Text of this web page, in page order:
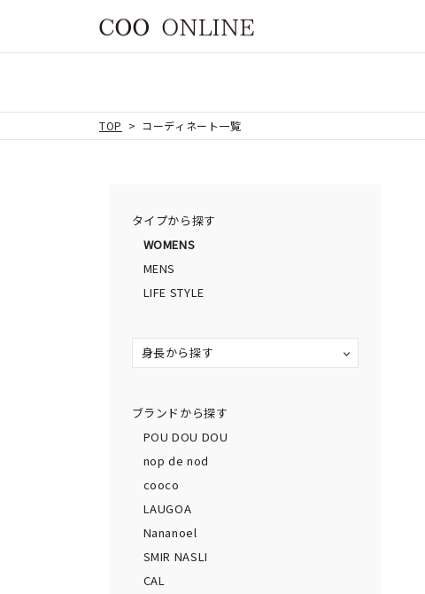
TOP コーディネート一覧
タイプから探す
WOMENS
MENS
LIFE STYLE
身長から探す
ブランドから探す
POU DOU DOU
nop de nod
cooco
LAUGOA
Nananoel
SMIR NASLI
CAL